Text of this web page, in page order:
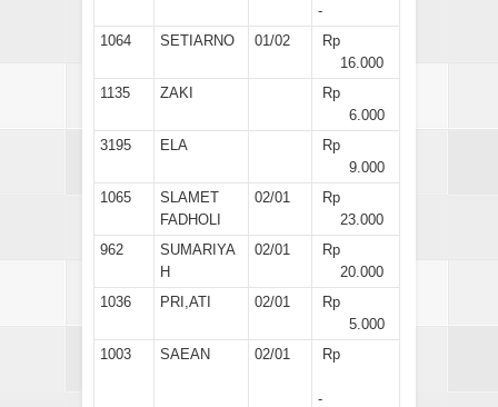
-
1064
SETIARNO 01/02
Rp
16.000
1135
ZAKI
Rp
6.000
3195
ELA
Rp
9.000
1065
SLAMET
FADHOLI
02/01
Rp
23.000
962
SUMARIYA
H
02/01
Rp
20.000
1036
PRI,ATI 02/01
Rp
5.000
1003
SAEAN 02/01 Rp
-